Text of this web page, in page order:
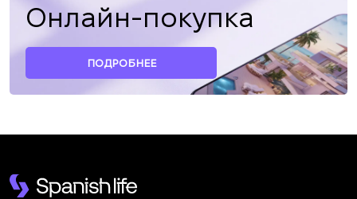
Онлайн-покупка
ПОДРОБНЕЕ